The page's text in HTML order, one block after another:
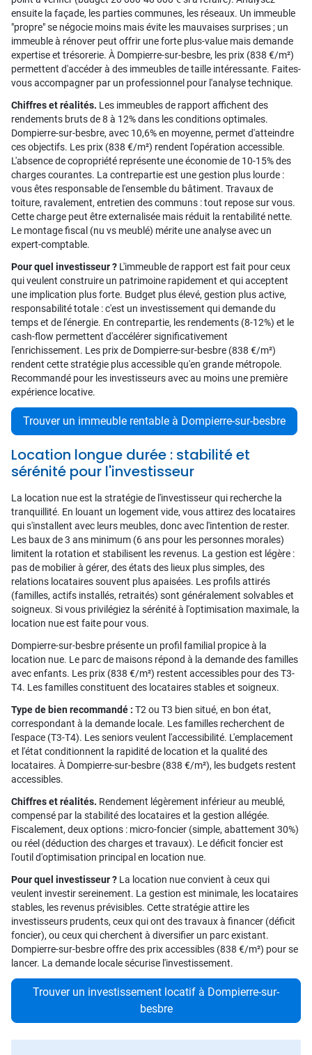
ensuite la façade, les parties communes, les réseaux. Un immeuble
"propre" se négocie moins mais évite les mauvaises surprises ; un
immeuble à rénover peut offrir une forte plus-value mais demande
expertise et trésorerie. À Dompierre-sur-besbre, les prix (838 €/m²)
permettent d'accéder à des immeubles de taille intéressante. Faites-
vous accompagner par un professionnel pour l'analyse technique.
Chiffres et réalités. Les immeubles de rapport affichent des
rendements bruts de 8 à 12% dans les conditions optimales.
Dompierre-sur-besbre, avec 10,6% en moyenne, permet d'atteindre
ces objectifs. Les prix (838 €/m²) rendent l'opération accessible.
L'absence de copropriété représente une économie de 10-15% des
charges courantes. La contrepartie est une gestion plus lourde :
vous êtes responsable de l'ensemble du bâtiment. Travaux de
toiture, ravalement, entretien des communs : tout repose sur vous.
Cette charge peut être externalisée mais réduit la rentabilité nette.
Le montage fiscal (nu vs meublé) mérite une analyse avec un
expert-comptable.
Pour quel investisseur ? L'immeuble de rapport est fait pour ceux
qui veulent construire un patrimoine rapidement et qui acceptent
une implication plus forte. Budget plus élevé, gestion plus active,
responsabilité totale : c'est un investissement qui demande du
temps et de l'énergie. En contrepartie, les rendements (8-12%) et le
cash-flow permettent d'accélérer significativement
l'enrichissement. Les prix de Dompierre-sur-besbre (838 €/m²)
rendent cette stratégie plus accessible qu'en grande métropole.
Recommandé pour les investisseurs avec au moins une première
expérience locative.
Trouver un immeuble rentable à Dompierre-sur-besbre
Location longue durée : stabilité et
sérénité pour l'investisseur
La location nue est la stratégie de l'investisseur qui recherche la
tranquillité. En louant un logement vide, vous attirez des locataires
qui s'installent avec leurs meubles, donc avec l'intention de rester.
Les baux de 3 ans minimum (6 ans pour les personnes morales)
limitent la rotation et stabilisent les revenus. La gestion est légère :
pas de mobilier à gérer, des états des lieux plus simples, des
relations locataires souvent plus apaisées. Les profils attirés
(familles, actifs installés, retraités) sont généralement solvables et
soigneux. Si vous privilégiez la sérénité à l'optimisation maximale, la
location nue est faite pour vous.
Dompierre-sur-besbre présente un profil familial propice à la
location nue. Le parc de maisons répond à la demande des familles
avec enfants. Les prix (838 €/m²) restent accessibles pour des T3-
T4. Les familles constituent des locataires stables et soigneux.
Type de bien recommandé : T2 ou T3 bien situé, en bon état,
correspondant à la demande locale. Les familles recherchent de
l'espace (T3-T4). Les seniors veulent l'accessibilité. L'emplacement
et l'état conditionnent la rapidité de location et la qualité des
locataires. À Dompierre-sur-besbre (838 €/m²), les budgets restent
accessibles.
Chiffres et réalités. Rendement légèrement inférieur au meublé,
compensé par la stabilité des locataires et la gestion allégée.
Fiscalement, deux options : micro-foncier (simple, abattement 30%)
ou réel (déduction des charges et travaux). Le déficit foncier est
l'outil d'optimisation principal en location nue.
Pour quel investisseur ? La location nue convient à ceux qui
veulent investir sereinement. La gestion est minimale, les locataires
stables, les revenus prévisibles. Cette stratégie attire les
investisseurs prudents, ceux qui ont des travaux à financer (déficit
foncier), ou ceux qui cherchent à diversifier un parc existant.
Dompierre-sur-besbre offre des prix accessibles (838 €/m²) pour se
lancer. La demande locale sécurise l'investissement.
Trouver un investissement locatif à Dompierre-sur-
besbre